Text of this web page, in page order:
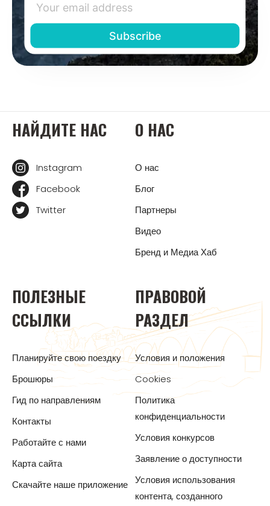
НАЙДИТЕ НАС
Instagram
Facebook
Twitter
О НАС
О нас
Блог
Партнеры
Видео
Бренд и Медиа Хаб
ПОЛЕЗНЫЕ
ССЫЛКИ
Планируйте свою поездку
Брошюры
Гид по направлениям
Контакты
Работайте с нами
Карта сайта
Скачайте наше приложение
ПРАВОВОЙ
РАЗДЕЛ
Условия и положения
Cookies
Политика
конфиденциальности
Условия конкурсов
Заявление о доступности
Условия использования
контента, созданного